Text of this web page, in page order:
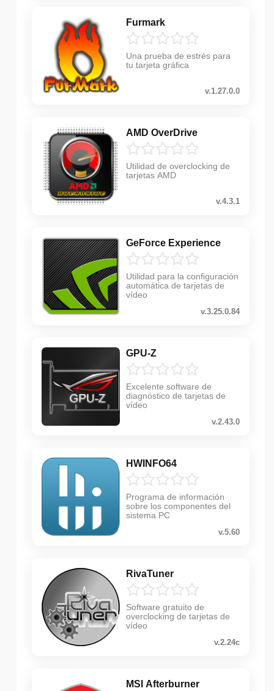
Furmark
Una prueba de estrés para
tu tarjeta gráfica
v.1.27.0.0
AMD OverDrive
Utilidad de overclocking de
tarjetas AMD
v.4.3.1
GeForce Experience
Utilidad para la configuración
automática de tarjetas de
vídeo
v.3.25.0.84
GPU-Z
Excelente software de
diagnóstico de tarjetas de
vídeo
v.2.43.0
HWINFO64
Programa de información
sobre los componentes del
sistema PC
v.5.60
RivaTuner
Software gratuito de
overclocking de tarjetas de
vídeo
v.2.24c
MSI Afterburner